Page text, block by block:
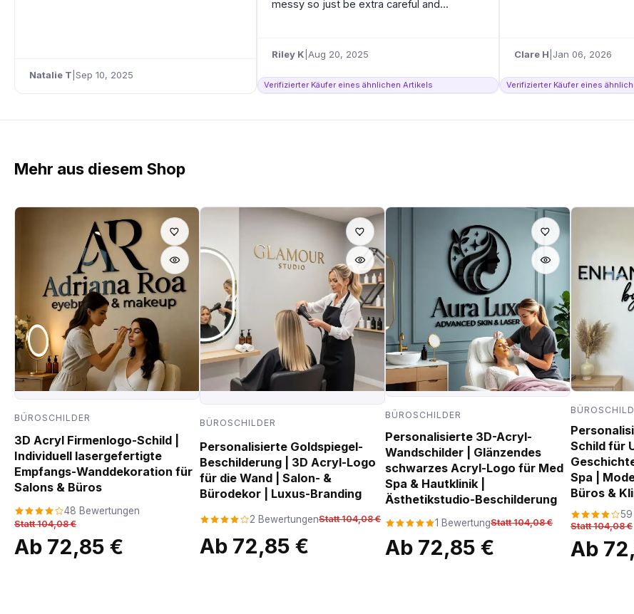
Natalie T Sep 10, 2025
messy so just be extra careful and...
Riley K Aug 20, 2025
Verifizierter Käufer eines ähnlichen Artikels
Clare H Jan 06, 2026
Verifizierter Käufer eines
Mehr aus diesem Shop
BÜROSCHILDER
3D Acryl Firmenlogo-Schild |
Individuell lasergefertigte
Empfangs-Wanddekoration für
Salons & Büros
48 Bewertungen
Statt 104,08 €
Ab 72,85 €
BÜROSCHILDER
Personalisierte Goldspiegel-
Beschilderung | 3D Acryl-Logo
für die Wand | Salon- &
Bürodekor | Luxus-Branding
2 BewertungenStatt 104,08 €
Ab 72,85 €
BÜROSCHILDER
Personalisierte 3D-Acryl-
Wandschilder | Glänzendes
schwarzes Acryl-Logo für Med
Spa & Hautklinik |
Ästhetikstudio-Beschilderung
1 BewertungStatt 104,08 €
Ab 72,85 €
Schild für
Spa |
Büros &
59
Statt 104,08 €
Ab